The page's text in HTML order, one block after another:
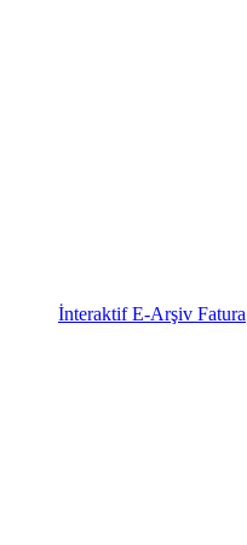
İnteraktif E-Arşiv Fatura